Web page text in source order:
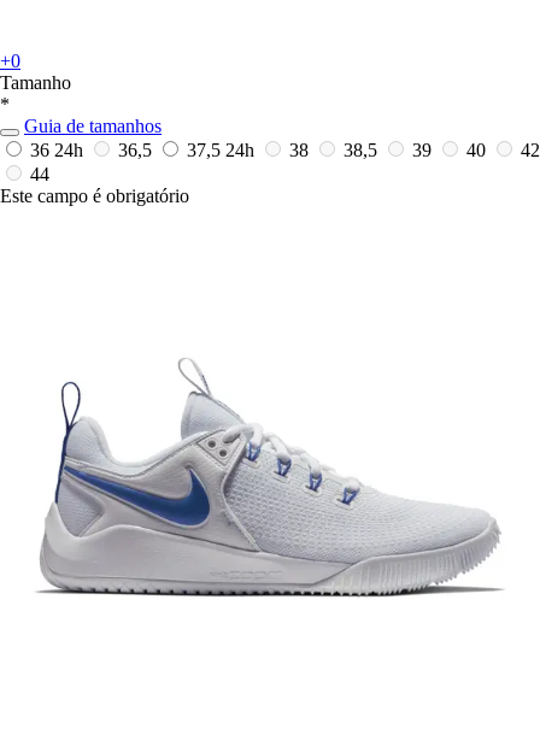
+0
Tamanho
*
Guia de tamanhos
36 24h 36,5 37,5 24h 38 38,5 39 40
42
44
Este campo é obrigatório